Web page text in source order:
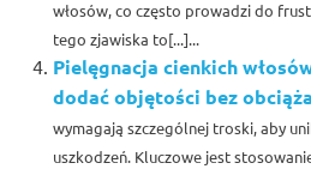
włosów, co często prowadzi do
tego zjawiska to[...]...
Pielęgnacja cienkich
dodać objętości bez
wymagają szczególnej troski, aby
uszkodzeń. Kluczowe jest